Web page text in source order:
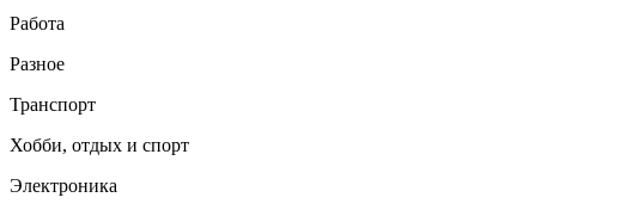
Работа
Разное
Транспорт
Хобби, отдых и спорт
Электроника